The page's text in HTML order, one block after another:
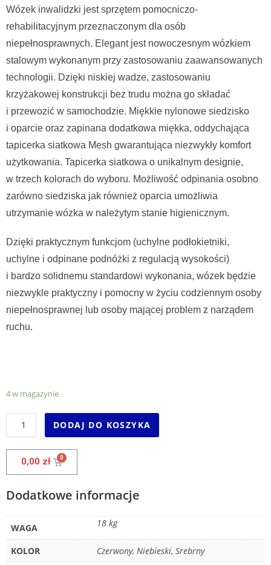
Wózek inwalidzki jest sprzętem pomocniczo-
rehabilitacyjnym przeznaczonym dla osób
niepełnosprawnych. Elegant jest nowoczesnym wózkiem
stalowym wykonanym przy zastosowaniu zaawansowanych
technologii. Dzięki niskiej wadze, zastosowaniu
krzyżakowej konstrukcji bez trudu można go składać
i przewozić w samochodzie. Miękkie nylonowe siedzisko
i oparcie oraz zapinana dodatkowa miękka, oddychająca
tapicerka siatkowa Mesh gwarantująca niezwykły komfort
użytkowania. Tapicerka siatkowa o unikalnym designie,
w trzech kolorach do wyboru. Możliwość odpinania osobno
zarówno siedziska jak również oparcia umożliwia
utrzymanie wózka w należytym stanie higienicznym.
Dzięki praktycznym funkcjom (uchylne podłokietniki,
uchylne i odpinane podnóżki z regulacją wysokości)
i bardzo solidnemu standardowi wykonania, wózek będzie
niezwykle praktyczny i pomocny w życiu codziennym osoby
niepełnosprawnej lub osoby mającej problem z narządem
ruchu.
4 w magazynie
DODAJ DO KOSZYKA
0,00 zł
Dodatkowe informacje
WAGA 18 kg
KOLOR
Czerwony, Niebieski, Srebrny